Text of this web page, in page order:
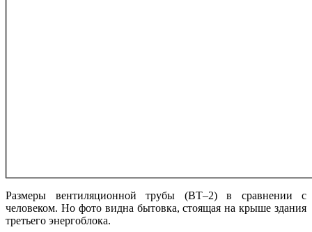
Размеры вентиляционной трубы (ВТ–2) в сравнении с
человеком. Но фото видна бытовка, стоящая на крыше здания
третьего энергоблока.